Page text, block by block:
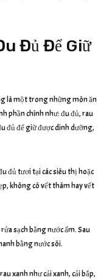
Đủ Để Giữ
là một trong những món ăn
phần chính như: đu đủ, rau
đủ để giữ được dinh dưỡng,
đủ tươi tại các siêu thị hoặc
không có vết thâm hay vết
sạch bằng nước ấm. Sau
bằng nước sôi.
xanh như cải xanh, cải bắp,